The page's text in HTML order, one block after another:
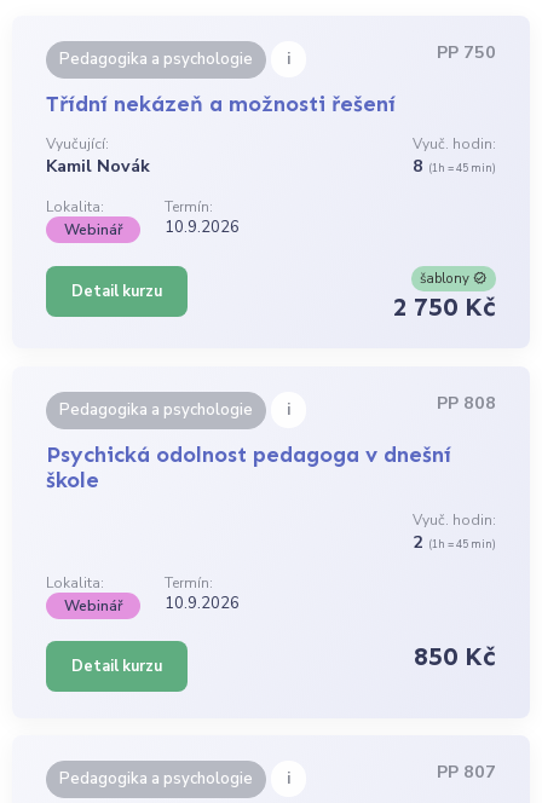
Pedagogika a psychologie i PP 750
Třídní nekázeň a možnosti řešení
Vyučující:
Kamil Novák
Vyuč. hodin:
8 (1h = 45 min)
Lokalita:
Termín:
Webinář
10.9.2026
Detail kurzu
šablony
2 750 Kč
Pedagogika a psychologie i PP 808
Psychická odolnost pedagoga v dnešní
škole
Vyuč. hodin:
2 (1h = 45 min)
Lokalita:
Termín:
Webinář
10.9.2026
Detail kurzu 850 Kč
Pedagogika a psychologie i PP 807